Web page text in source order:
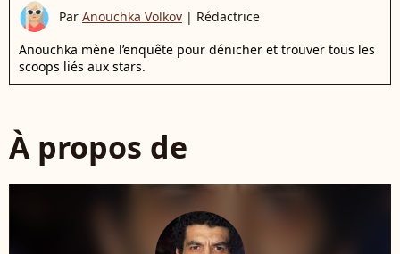
Par Anouchka Volkov | Rédactrice
Anouchka mène l’enquête pour dénicher et trouver tous les
scoops liés aux stars.
À propos de